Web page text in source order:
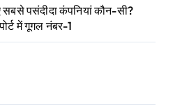
सबसे पसंदीदा कंपनियां कौन-सी?
में गूगल नंबर-1